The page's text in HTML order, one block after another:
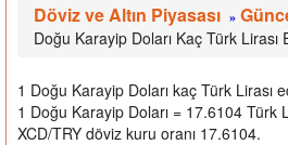
Döviz ve Altın Piyasası »
Doğu Karayip Doları Kaç Türk Lirası
1 Doğu Karayip Doları kaç Türk Lirası
1 Doğu Karayip Doları = 17.6104 Türk
XCD/TRY döviz kuru oranı 17.6104.